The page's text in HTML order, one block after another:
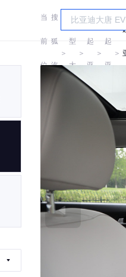
当
前
位
搜
狐
汽
＞
车
型
大
＞
起
亚
＞
起
亚
＞